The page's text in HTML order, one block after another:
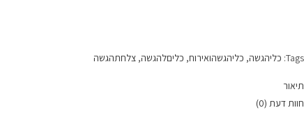
Tags: כליהגשה, כליהגשהואירוח, כליםלהגשה, צלחתהגשה
תיאור
חוות דעת (0)